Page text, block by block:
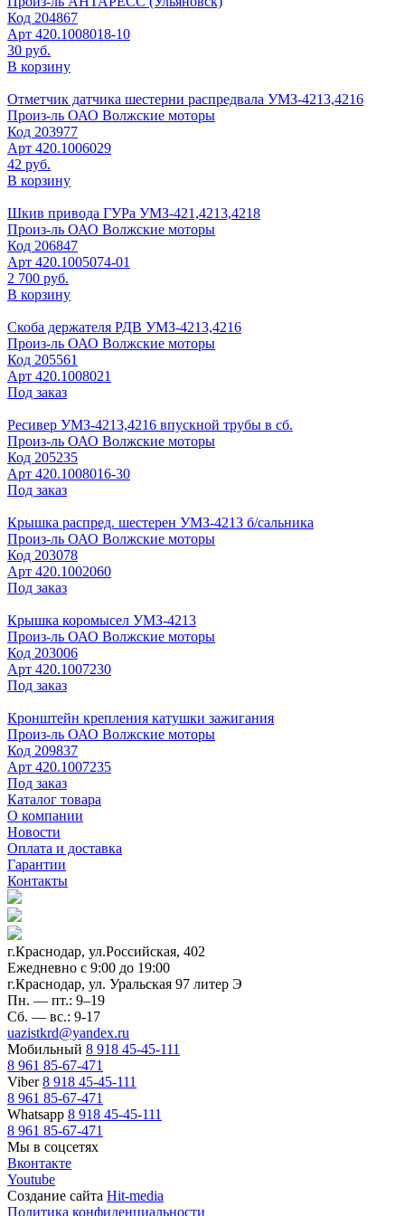
Код 204867
Арт 420.1008018-10
30 руб.
В корзину
Отметчик датчика шестерни распредвала УМЗ-4213,4216
Произ-ль ОАО Волжские моторы
Код 203977
Арт 420.1006029
42 руб.
В корзину
Шкив привода ГУРа УМЗ-421,4213,4218
Произ-ль ОАО Волжские моторы
Код 206847
Арт 420.1005074-01
2 700 руб.
В корзину
Скоба держателя РДВ УМЗ-4213,4216
Произ-ль ОАО Волжские моторы
Код 205561
Арт 420.1008021
Под заказ
Ресивер УМЗ-4213,4216 впускной трубы в сб.
Произ-ль ОАО Волжские моторы
Код 205235
Арт 420.1008016-30
Под заказ
Крышка распред. шестерен УМЗ-4213 б/сальника
Произ-ль ОАО Волжские моторы
Код 203078
Арт 420.1002060
Под заказ
Крышка коромысел УМЗ-4213
Произ-ль ОАО Волжские моторы
Код 203006
Арт 420.1007230
Под заказ
Кронштейн крепления катушки зажигания
Произ-ль ОАО Волжские моторы
Код 209837
Арт 420.1007235
Под заказ
Каталог товара
О компании
Новости
Оплата и доставка
Гарантии
Контакты
г.Краснодар, ул.Российская, 402
Ежедневно c 9:00 до 19:00
г.Краснодар, ул. Уральская 97 литер Э
Пн. — пт.: 9–19
Сб. — вс.: 9-17
uazistkrd@yandex.ru
Мобильный 8 918 45-45-111
8 961 85-67-471
Viber8 918 45-45-111
8 961 85-67-471
Whatsapp 8 918 45-45-111
8 961 85-67-471
Мы в соцсетях
Вконтакте
Youtube
Создание сайта Hit-media
Политика конфиденциальности